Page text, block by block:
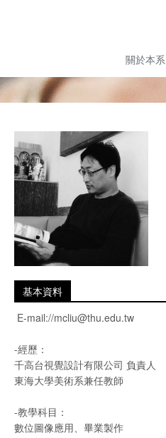
關於本系
基本資料
E-mail://mcliu@thu.edu.tw
-經歷：
千高台視覺設計有限公司 負責人
東海大學美術系兼任教師
-教學科目：
數位圖像應用、畢業製作